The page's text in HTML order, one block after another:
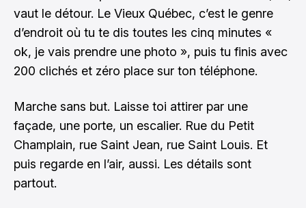
vaut le détour. Le Vieux Québec, c’est le genre
d’endroit où tu te dis toutes les cinq minutes «
ok, je vais prendre une photo », puis tu finis avec
200 clichés et zéro place sur ton téléphone.
Marche sans but. Laisse toi attirer par une
façade, une porte, un escalier. Rue du Petit
Champlain, rue Saint Jean, rue Saint Louis. Et
puis regarde en l’air, aussi. Les détails sont
partout.